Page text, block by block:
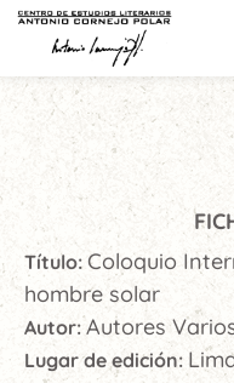
Título: Coloquio
hombre solar
Autor: Autores
Lugar de edición: